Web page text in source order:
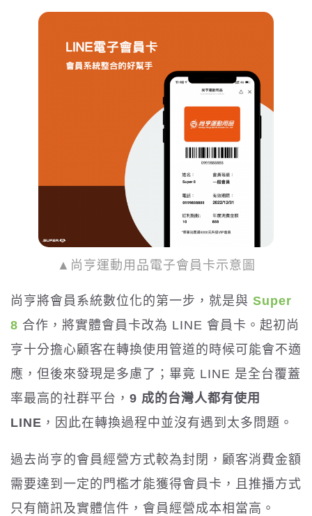
▲尚亨運動用品電子會員卡示意圖
尚亨將會員系統數位化的第一步，就是與 Super
8 合作，將實體會員卡改為 LINE 會員卡。起初尚
亨十分擔心顧客在轉換使用管道的時候可能會不適
應，但後來發現是多慮了；畢竟 LINE 是全台覆蓋
率最高的社群平台， 9 成的台灣人都有使用
LINE ，因此在轉換過程中並沒有遇到太多問題。
過去尚亨的會員經營方式較為封閉，顧客消費金額
需要達到一定的門檻才能獲得會員卡，且推播方式
只有簡訊及實體信件，會員經營成本相當高。